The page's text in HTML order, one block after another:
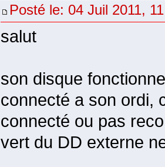
Posté le: 04 Juil 2011,
salut
son disque
connecté a son ordi,
connecté ou pas
vert du DD externe